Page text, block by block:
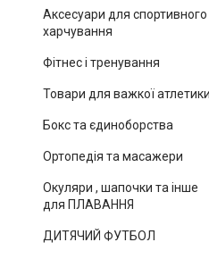
Аксесуари для спортивного
харчування
Фітнес і тренування
Товари для важкої атлетики
Бокс та єдиноборства
Ортопедія та масажери
Окуляри , шапочки та інше
для ПЛАВАННЯ
ДИТЯЧИЙ ФУТБОЛ